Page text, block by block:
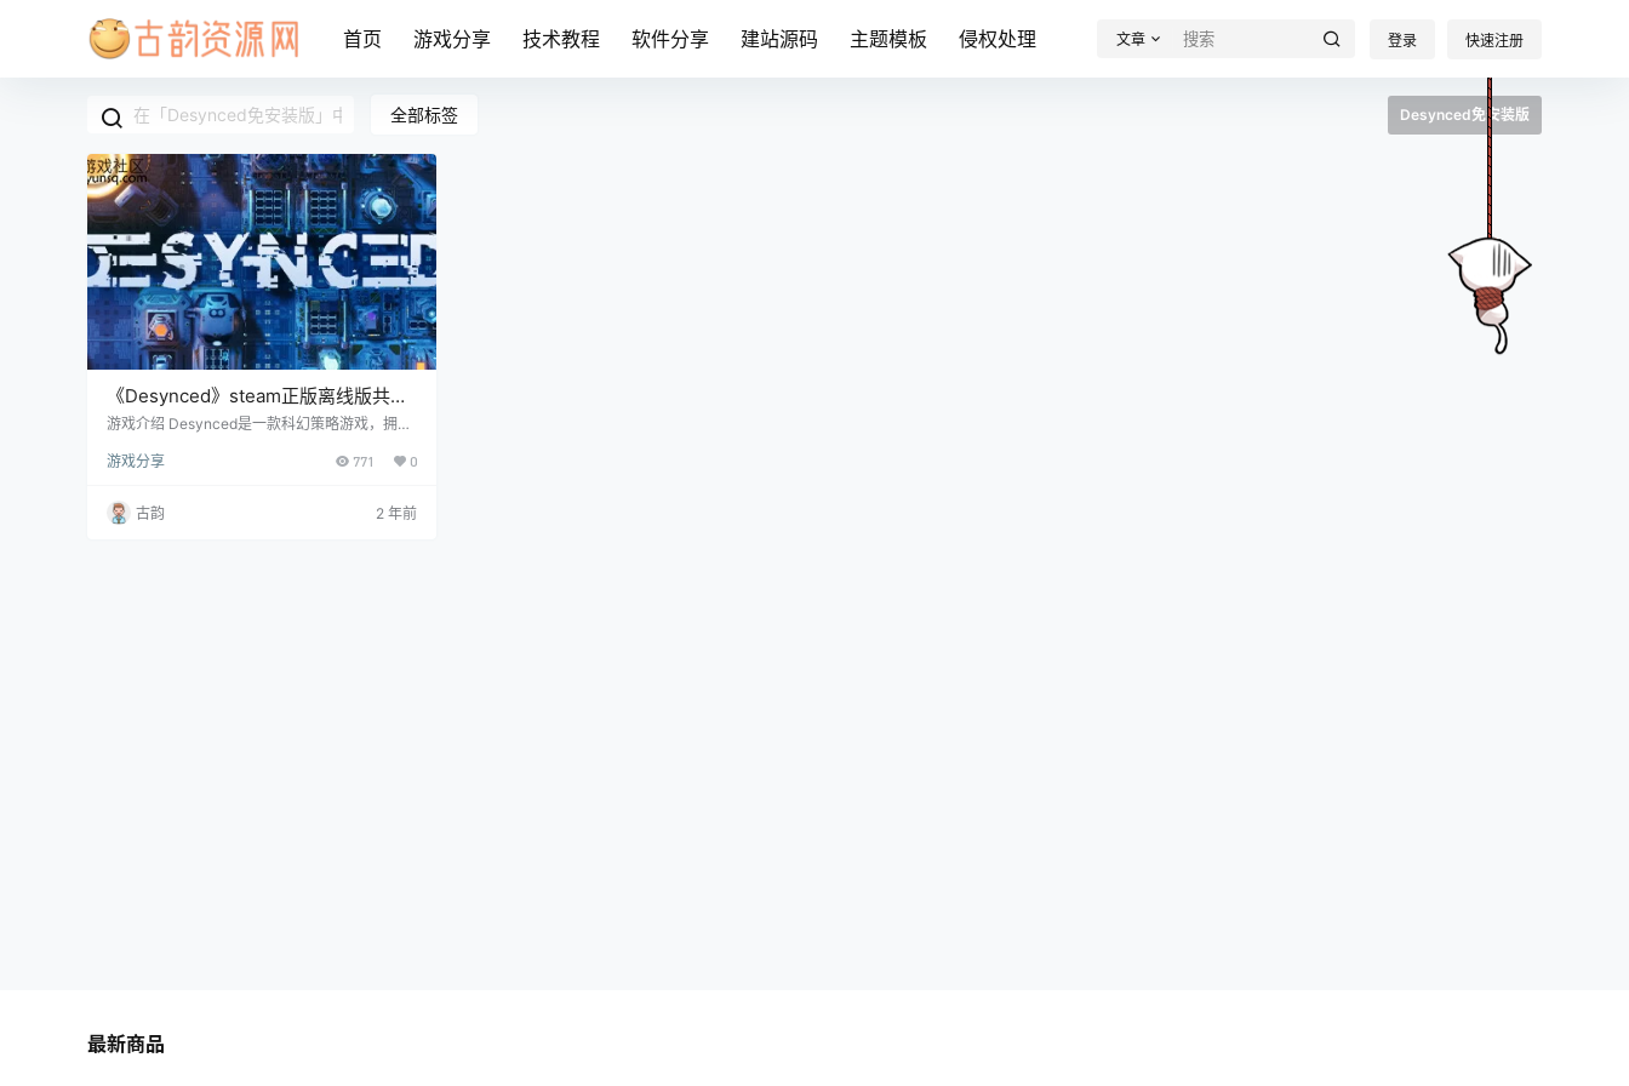
首页 游戏分享 技术教程 软件分享 建站源码 主题模板 侵权处理 文章 登录 快速注册
全部标签 Desynced免安装版
《Desynced》steam正版离线版共享
账号
游戏介绍 Desynced是一款科幻策略游戏，拥有
探索未知。单独或与朋友一起，揭开人工智能在
动化和探索的融合中隐藏的真相。 账号信息 使
用前先看问题解决合集教程https://www.hackv.
游戏分享 771 0
古韵 2 年前
最新商品